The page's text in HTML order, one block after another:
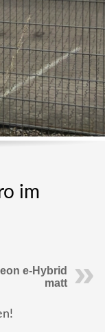
im
e-Hybrid
matt